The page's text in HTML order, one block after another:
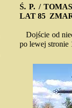
Ś. P. /
LAT 85
Dojście od
po lewej stronie